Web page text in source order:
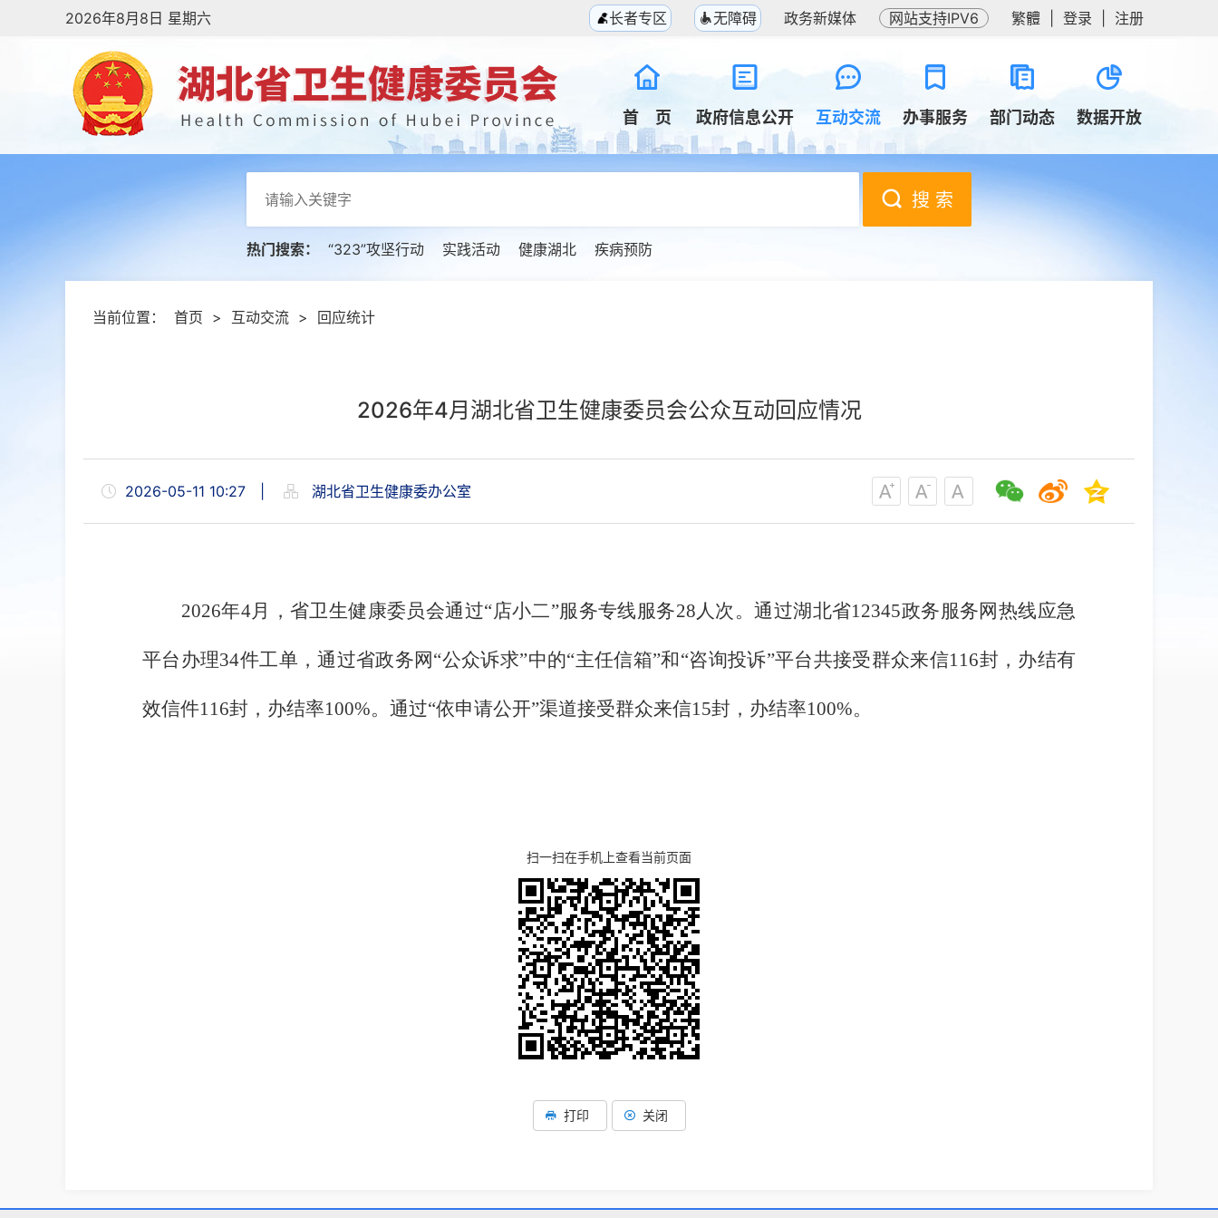
2026年8月8日 星期六 长者专区 无障碍 政务新媒体 网站支持IPV6 繁體 登录 注册
首 页 政府信息公开 互动交流 办事服务 部门动态 数据开放
搜 索
热门搜索： “323”攻坚行动 实践活动 健康湖北 疾病预防
当前位置： 首页 > 互动交流 > 回应统计
2026年4月湖北省卫生健康委员会公众互动回应情况
2026-05-11 10:27 湖北省卫生健康委办公室
2026年4月，省卫生健康委员会通过“店小二”服务专线服务28人次。通过湖北省12345政务服务网热线应急
平台办理34件工单，通过省政务网“公众诉求”中的“主任信箱”和“咨询投诉”平台共接受群众来信116封，办结有
效信件116封，办结率100%。通过“依申请公开”渠道接受群众来信15封，办结率100%。
扫一扫在手机上查看当前页面
打印 关闭